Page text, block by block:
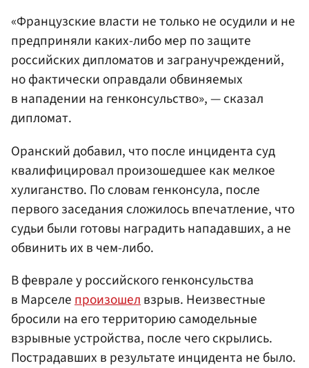
«Французские власти не только не осудили и не
предприняли каких-либо мер по защите
российских дипломатов и загранучреждений,
но фактически оправдали обвиняемых
в нападении на генконсульство», — сказал
дипломат.
Оранский добавил, что после инцидента суд
квалифицировал произошедшее как мелкое
хулиганство. По словам генконсула, после
первого заседания сложилось впечатление, что
судьи были готовы наградить нападавших, а не
обвинить их в чем-либо.
В феврале у российского генконсульства
в Марселепроизошелвзрыв. Неизвестные
бросили на его территорию самодельные
взрывные устройства, после чего скрылись.
Пострадавших в результате инцидента не было.